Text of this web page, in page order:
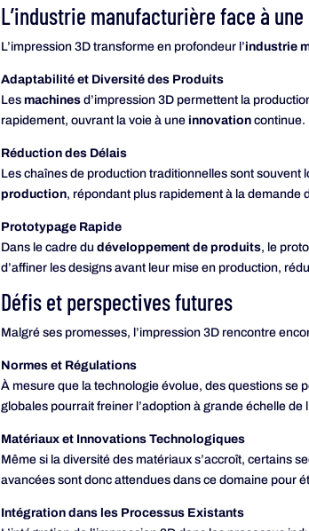
L’industrie manufacturière face à
L’impression 3D transforme en profondeur l’industrie
Adaptabilité et Diversité des Produits
Lesmachines d’impression 3D permettent la
rapidement, ouvrant la voie à une innovation continue.
Réduction des Délais
Les chaînes de production traditionnelles sont
production, répondant plus rapidement à la demande
Prototypage Rapide
Dans le cadre dudéveloppement de produits, le
d’affiner les designs avant leur mise en production,
Défis et perspectives futures
Malgré ses promesses, l’impression 3D rencontre
Normes et Régulations
À mesure que la technologie évolue, des questions se
globales pourrait freiner l’adoption à grande échelle de
Matériaux et Innovations Technologiques
Même si la diversité des matériaux s’accroît, certains
avancées sont donc attendues dans ce domaine pour
Intégration dans les Processus Existants